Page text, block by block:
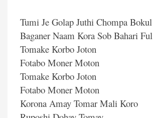
Tumi Je Golap Juthi Chompa Bokul
Baganer Naam Kora Sob Bahari Ful
Tomake Korbo Joton
Fotabo Moner Moton
Tomake Korbo Joton
Fotabo Moner Moton
Korona Amay Tomar Mali Koro